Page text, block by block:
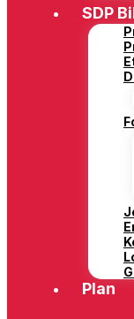
SDP
Plan